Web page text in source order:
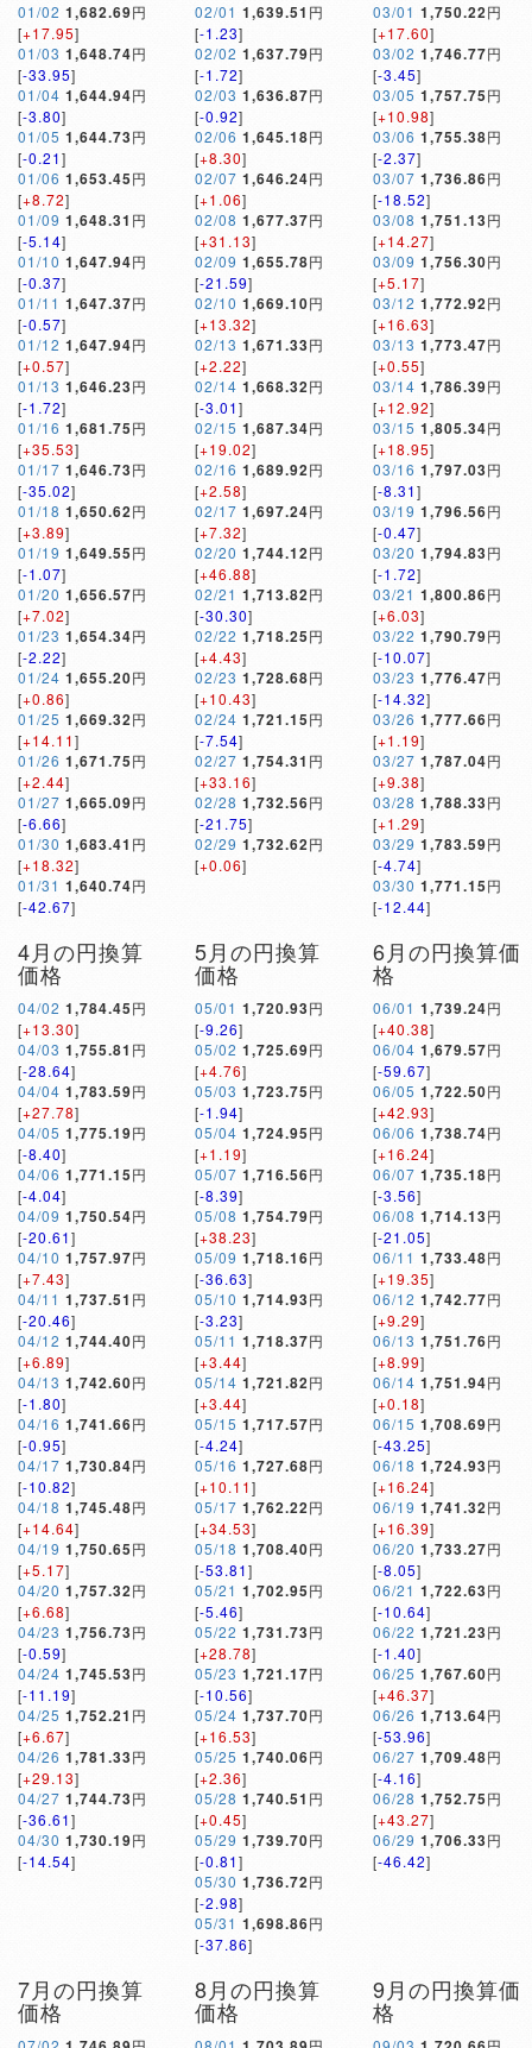
01/02 1,682.69円
[+17.95]
01/03 1,648.74円
[-33.95]
01/04 1,644.94円
[-3.80]
01/05 1,644.73円
[-0.21]
01/06 1,653.45円
[+8.72]
01/09 1,648.31 円
[-5.14]
01/10 1,647.94円
[-0.37]
01/11 1,647.37円
[-0.57]
01/12 1,647.94円
[+0.57]
01/13 1,646.23円
[-1.72]
01/16 1,681.75円
[+35.53]
01/17 1,646.73円
[-35.02]
01/18 1,650.62円
[+3.89]
01/19 1,649.55円
[-1.07]
01/20 1,656.57円
[+7.02]
01/23 1,654.34円
[-2.22]
01/24 1,655.20円
[+0.86]
01/25 1,669.32円
[+14.11]
01/26 1,671.75円
[+2.44]
01/27 1,665.09円
[-6.66]
01/30 1,683.41 円
[+18.32]
01/31 1,640.74円
[-42.67]
02/01 1,639.51 円
[-1.23]
02/02 1,637.79円
[-1.72]
02/03 1,636.87円
[-0.92]
02/06 1,645.18円
[+8.30]
02/07 1,646.24円
[+1.06]
02/08 1,677.37円
[+31.13]
02/09 1,655.78円
[-21.59]
02/10 1,669.10円
[+13.32]
02/13 1,671.33円
[+2.22]
02/14 1,668.32円
[-3.01]
02/15 1,687.34円
[+19.02]
02/16 1,689.92円
[+2.58]
02/17 1,697.24円
[+7.32]
02/20 1,744.12円
[+46.88]
02/21 1,713.82円
[-30.30]
02/22 1,718.25円
[+4.43]
02/23 1,728.68円
[+10.43]
02/24 1,721.15円
[-7.54]
02/27 1,754.31 円
[+33.16]
02/28 1,732.56円
[-21.75]
02/29 1,732.62円
[+0.06]
03/01 1,750.22円
[+17.60]
03/02 1,746.77円
[-3.45]
03/05 1,757.75円
[+10.98]
03/06 1,755.38円
[-2.37]
03/07 1,736.86円
[-18.52]
03/08 1,751.13円
[+14.27]
03/09 1,756.30円
[+5.17]
03/12 1,772.92円
[+16.63]
03/13 1,773.47円
[+0.55]
03/14 1,786.39円
[+12.92]
03/15 1,805.34円
[+18.95]
03/16 1,797.03円
[-8.31]
03/19 1,796.56円
[-0.47]
03/20 1,794.83円
[-1.72]
03/21 1,800.86円
[+6.03]
03/22 1,790.79円
[-10.07]
03/23 1,776.47円
[-14.32]
03/26 1,777.66円
[+1.19]
03/27 1,787.04円
[+9.38]
03/28 1,788.33円
[+1.29]
03/29 1,783.59円
[-4.74]
03/30 1,771.15円
[-12.44]
4月の円換算
価格
04/02 1,784.45円
[+13.30]
04/03 1,755.81 円
[-28.64]
04/04 1,783.59円
[+27.78]
04/05 1,775.19円
[-8.40]
04/06 1,771.15円
[-4.04]
04/09 1,750.54円
[-20.61]
04/10 1,757.97円
[+7.43]
04/11 1,737.51 円
[-20.46]
04/12 1,744.40円
[+6.89]
04/13 1,742.60円
[-1.80]
04/16 1,741.66円
[-0.95]
04/17 1,730.84円
[-10.82]
04/18 1,745.48円
[+14.64]
04/19 1,750.65円
[+5.17]
04/20 1,757.32円
[+6.68]
04/23 1,756.73円
[-0.59]
04/24 1,745.53円
[-11.19]
04/25 1,752.21 円
[+6.67]
04/26 1,781.33円
[+29.13]
04/27 1,744.73円
[-36.61]
04/30 1,730.19円
[-14.54]
5月の円換算
価格
05/01 1,720.93円
[-9.26]
05/02 1,725.69円
[+4.76]
05/03 1,723.75円
[-1.94]
05/04 1,724.95円
[+1.19]
05/07 1,716.56円
[-8.39]
05/08 1,754.79円
[+38.23]
05/09 1,718.16円
[-36.63]
05/10 1,714.93円
[-3.23]
05/11 1,718.37円
[+3.44]
05/14 1,721.82円
[+3.44]
05/15 1,717.57円
[-4.24]
05/16 1,727.68円
[+10.11]
05/17 1,762.22円
[+34.53]
05/18 1,708.40円
[-53.81]
05/21 1,702.95円
[-5.46]
05/22 1,731.73円
[+28.78]
05/23 1,721.17円
[-10.56]
05/24 1,737.70円
[+16.53]
05/25 1,740.06円
[+2.36]
05/28 1,740.51 円
[+0.45]
05/29 1,739.70円
[-0.81]
05/30 1,736.72円
[-2.98]
05/31 1,698.86円
[-37.86]
6月の円換算価
格
06/01 1,739.24円
[+40.38]
06/04 1,679.57円
[-59.67]
06/05 1,722.50円
[+42.93]
06/06 1,738.74円
[+16.24]
06/07 1,735.18円
[-3.56]
06/08 1,714.13円
[-21.05]
06/11 1,733.48円
[+19.35]
06/12 1,742.77円
[+9.29]
06/13 1,751.76円
[+8.99]
06/14 1,751.94円
[+0.18]
06/15 1,708.69円
[-43.25]
06/18 1,724.93円
[+16.24]
06/19 1,741.32円
[+16.39]
06/20 1,733.27円
[-8.05]
06/21 1,722.63円
[-10.64]
06/22 1,721.23円
[-1.40]
06/25 1,767.60円
[+46.37]
06/26 1,713.64円
[-53.96]
06/27 1,709.48円
[-4.16]
06/28 1,752.75円
[+43.27]
06/29 1,706.33円
[-46.42]
7月の円換算
価格
8月の円換算
価格
9月の円換算価
格